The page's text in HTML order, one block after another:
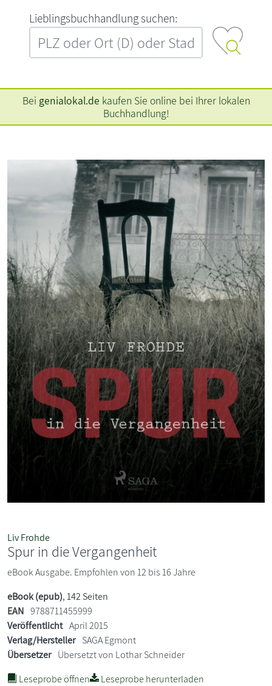
L‍i‍e‍b‍l‍i‍n‍g‍s‍b‍u‍c‍h‍h‍a‍n‍d‍l‍u‍n‍g‍ ‍s‍u‍c‍h‍e‍n‍:‍
Bei genialokal.de kaufen Sie online bei Ihrer lokalen
Buchhandlung!
Liv Frohde
Spur in die Vergangenheit
eBook Ausgabe. Empfohlen von 12 bis 16 Jahre
eBook (epub), 142 Seiten
EAN 9788711455999
Veröffentlicht April 2015
Verlag/Hersteller SAGA Egmont
Übersetzer Übersetzt von Lothar Schneider
Leseprobe öffnen
Leseprobe herunterladen